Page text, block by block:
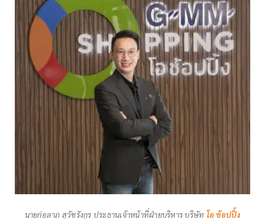
นายก่อลาภ สุวัชรังกูร ประธานเจ้าหน้าที่ฝ่ายบริหาร บริษัท โอ ช้อปปิ้ง